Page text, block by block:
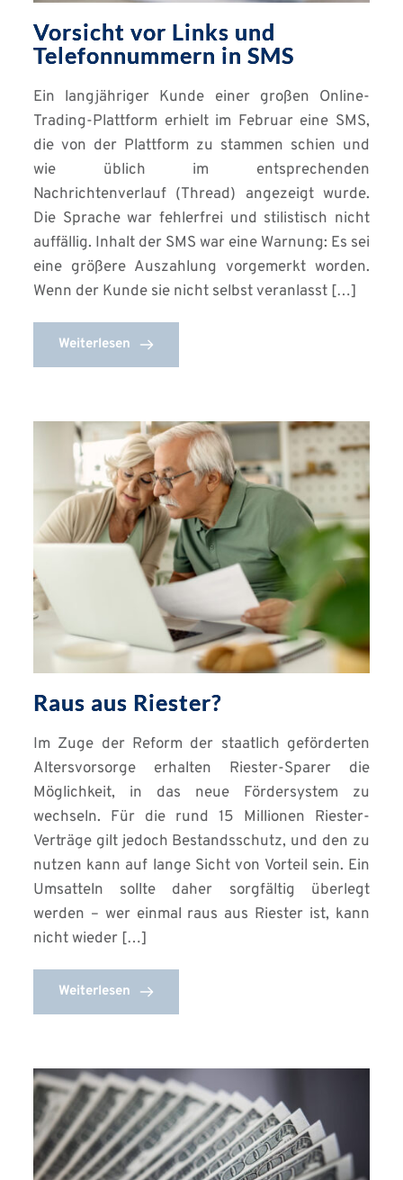
Vorsicht vor Links und
Telefonnummern in SMS
Ein langjähriger Kunde einer großen Online-
Trading-Plattform erhielt im Februar eine SMS,
die von der Plattform zu stammen schien und
wie üblich im entsprechenden
Nachrichtenverlauf (Thread) angezeigt wurde.
Die Sprache war fehlerfrei und stilistisch nicht
auffällig. Inhalt der SMS war eine Warnung: Es sei
eine größere Auszahlung vorgemerkt worden.
Wenn der Kunde sie nicht selbst veranlasst […]
Weiterlesen
Raus aus Riester?
Im Zuge der Reform der staatlich geförderten
Altersvorsorge erhalten Riester-Sparer die
Möglichkeit, in das neue Fördersystem zu
wechseln. Für die rund 15 Millionen Riester-
Verträge gilt jedoch Bestandsschutz, und den zu
nutzen kann auf lange Sicht von Vorteil sein. Ein
Umsatteln sollte daher sorgfältig überlegt
werden – wer einmal raus aus Riester ist, kann
nicht wieder […]
Weiterlesen